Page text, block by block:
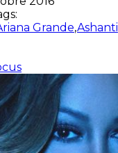
Grande,Ashanti